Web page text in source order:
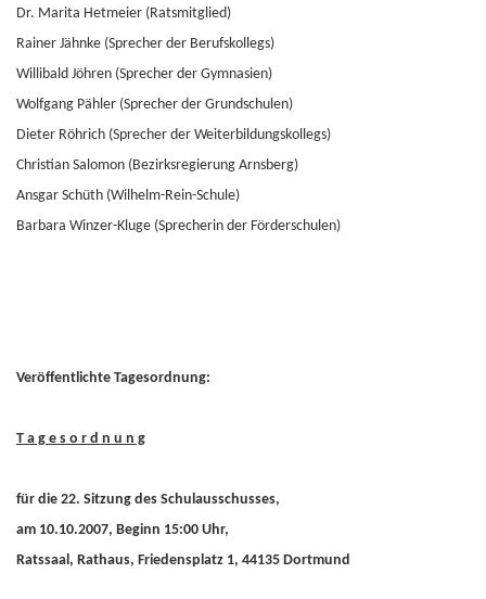
Dr. Marita Hetmeier (Ratsmitglied)
Rainer Jähnke (Sprecher der Berufskollegs)
Willibald Jöhren (Sprecher der Gymnasien)
Wolfgang Pähler (Sprecher der Grundschulen)
Dieter Röhrich (Sprecher der Weiterbildungskollegs)
Christian Salomon (Bezirksregierung Arnsberg)
Ansgar Schüth (Wilhelm-Rein-Schule)
Barbara Winzer-Kluge (Sprecherin der Förderschulen)
Veröffentlichte Tagesordnung:
T a g e s o r d n u n g
für die 22. Sitzung des Schulausschusses,
am 10.10.2007, Beginn 15:00 Uhr,
Ratssaal, Rathaus, Friedensplatz 1, 44135 Dortmund